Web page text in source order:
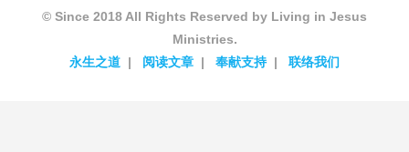
© Since 2018 All Rights Reserved by Living in Jesus
Ministries.
永生之道
阅读文章 奉献支持 联络我们